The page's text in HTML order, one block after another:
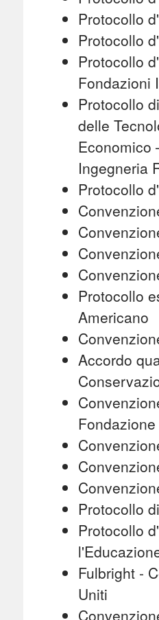
Protocollo
Protocollo
Protocollo
Fondazioni
Protocollo
delle
Economico
Ingegneria
Protocollo
Protocollo
Americano
Accordo
Protocollo
Protocollo
Fulbright -
Uniti